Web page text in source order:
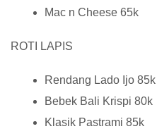
Mac n Cheese 65k
ROTI LAPIS
Rendang Lado Ijo 85k
Bebek Bali Krispi 80k
Klasik Pastrami 85k